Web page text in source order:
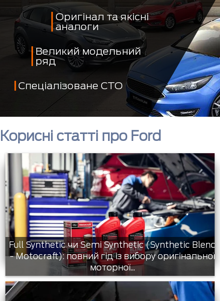
Оригінал та якісні
аналоги
Великий модельний
ряд
Спеціалізоване СТО
Корисні статті про Ford
Full Synthetic чи Semi Synthetic (Synthetic Blend
- Motocraft): повний гід із вибору оригінальної
моторної...